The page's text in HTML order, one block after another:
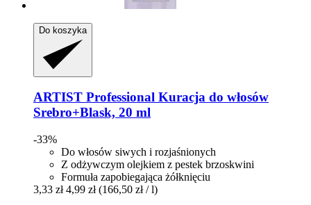
Do koszyka
ARTIST Professional Kuracja do włosów
Srebro+Blask, 20 ml
-33%
Do włosów siwych i rozjaśnionych
Z odżywczym olejkiem z pestek brzoskwini
Formuła zapobiegająca żółknięciu
3,33 zł 4,99 zł (166,50 zł / l)